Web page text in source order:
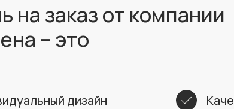
на заказ от компании
– это
дизайн